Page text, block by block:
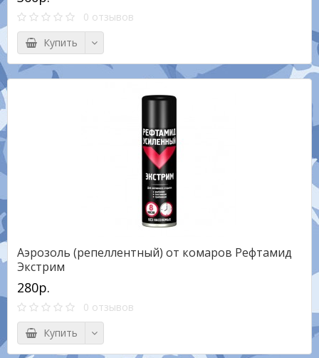
0 отзывов
Купить
Аэрозоль (репеллентный) от комаров Рефтамид
Экстрим
280р.
0 отзывов
Купить